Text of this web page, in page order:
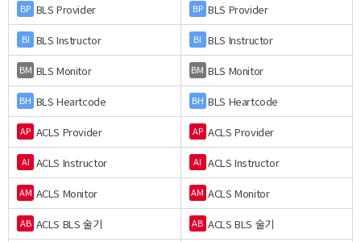
BP BLS Provider BP BLS Provider
BI BLS Instructor BI BLS Instructor
BM BLS Monitor BM BLS Monitor
BH BLS Heartcode BH BLS Heartcode
AP ACLS Provider AP ACLS Provider
AI ACLS Instructor AI ACLS Instructor
AM ACLS Monitor AM ACLS Monitor
AB ACLS BLS 술기 AB ACLS BLS 술기